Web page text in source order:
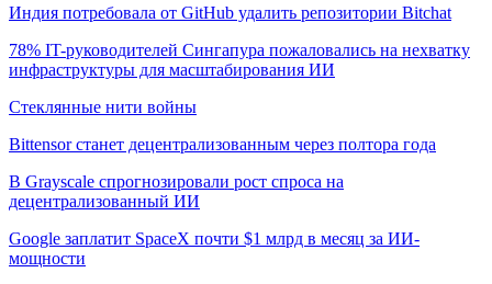
Индия потребовала от GitHub удалить репозитории Bitchat
78% IT-руководителей Сингапура пожаловались на нехватку
инфраструктуры для масштабирования ИИ
Стеклянные нити войны
Bittensor станет децентрализованным через полтора года
В Grayscale спрогнозировали рост спроса на
децентрализованный ИИ
Google заплатит SpaceX почти $1 млрд в месяц за ИИ-
мощности